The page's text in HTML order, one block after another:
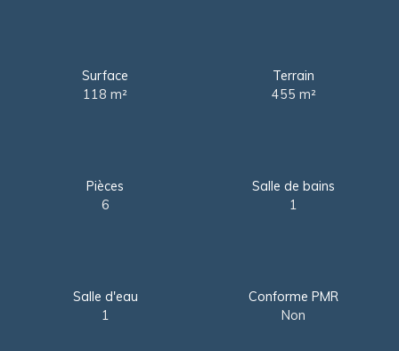
Surface
118m²
Terrain
455 m²
Pièces
6
Salle de bains
1
Salle d'eau
1
Conforme PMR
Non